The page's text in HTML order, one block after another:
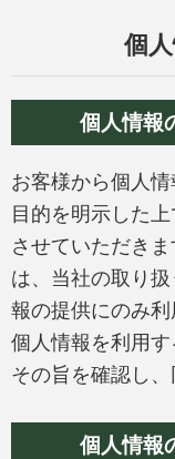
個
個人情報
お客様から個人
目的を明示した
させていただき
は、当社の取り
報の提供にのみ利
個人情報を利用
その旨を確認し、
個人情報